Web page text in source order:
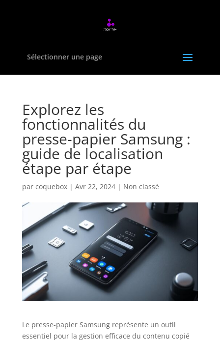
Sélectionner une page
Explorez les
fonctionnalités du
presse-papier Samsung :
guide de localisation
étape par étape
par coquebox| Avr 22, 2024| Non classé
Le presse-papier Samsung représente un outil
essentiel pour la gestion efficace du contenu copié